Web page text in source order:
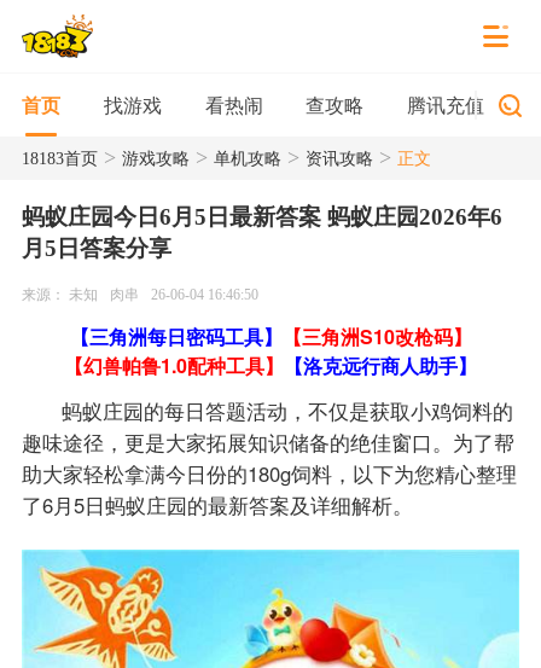
首页 找游戏 看热闹 查攻略 腾讯充值
18183首页> 游戏攻略 > 单机攻略 > 资讯攻略 > 正文
蚂蚁庄园今日6月5日最新答案 蚂蚁庄园2026年6
月5日答案分享
来源： 未知 肉串 26-06-04 16:46:50
【三角洲每日密码工具】
【三角洲S10改枪码】
【幻兽帕鲁1.0配种工具】
【洛克远行商人助手】
蚂蚁庄园的每日答题活动，不仅是获取小鸡饲料的
趣味途径，更是大家拓展知识储备的绝佳窗口。为了帮
助大家轻松拿满今日份的180g饲料，以下为您精心整理
了6月5日蚂蚁庄园的最新答案及详细解析。